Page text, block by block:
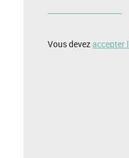
Vous devezaccepter